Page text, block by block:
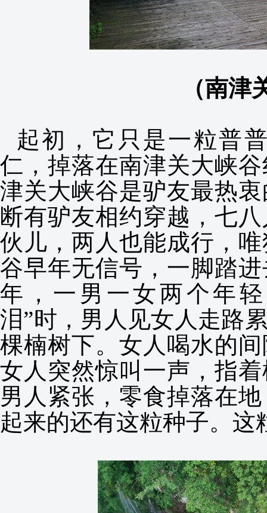
（南津
起初，它只是一粒普
仁，掉落在南津关大峡
津关大峡谷是驴友最热
断有驴友相约穿越，七
伙儿，两人也能成行，
谷早年无信号，一脚踏
年，一男一女两个年
泪”时，男人见女人走路
棵楠树下。女人喝水的
女人突然惊叫一声，指
男人紧张，零食掉落在
起来的还有这粒种子。